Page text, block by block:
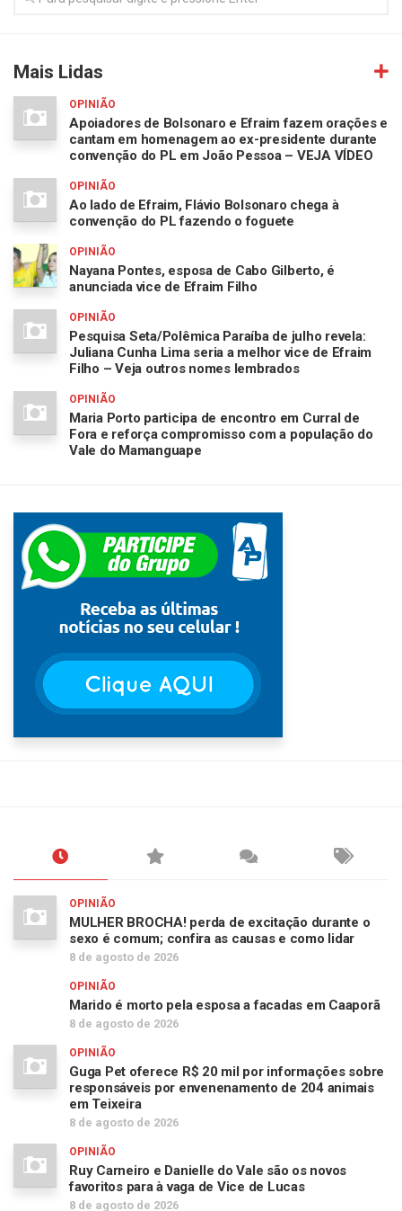
Mais Lidas
OPINIÃO
Apoiadores de Bolsonaro e Efraim fazem orações e
cantam em homenagem ao ex-presidente durante
convenção do PL em João Pessoa – VEJA VÍDEO
OPINIÃO
Ao lado de Efraim, Flávio Bolsonaro chega à
convenção do PL fazendo o foguete
OPINIÃO
Nayana Pontes, esposa de Cabo Gilberto, é
anunciada vice de Efraim Filho
OPINIÃO
Pesquisa Seta/Polêmica Paraíba de julho revela:
Juliana Cunha Lima seria a melhor vice de Efraim
Filho – Veja outros nomes lembrados
OPINIÃO
Maria Porto participa de encontro em Curral de
Fora e reforça compromisso com a população do
Vale do Mamanguape
OPINIÃO
MULHER BROCHA! perda de excitação durante o
sexo é comum; confira as causas e como lidar
8 de agosto de 2026
OPINIÃO
Marido é morto pela esposa a facadas em Caaporã
8 de agosto de 2026
OPINIÃO
Guga Pet oferece R$ 20 mil por informações sobre
responsáveis por envenenamento de 204 animais
em Teixeira
8 de agosto de 2026
OPINIÃO
Ruy Carneiro e Danielle do Vale são os novos
favoritos para à vaga de Vice de Lucas
8 de agosto de 2026